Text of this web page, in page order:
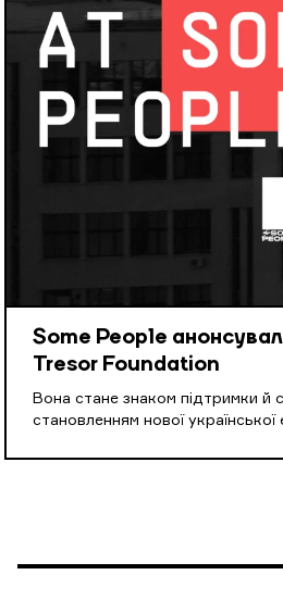
Some People
Tresor Foundation
Вона стане знаком підтримки й
становленням нової української